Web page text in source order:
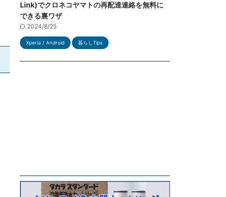
Link)でクロネコヤマトの再配達連絡を無料に
できる裏ワザ
2024/8/25
Xperia / Android 暮らしTips